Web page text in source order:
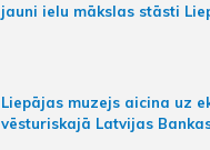
jauni ielu mākslas stāsti
Liepājas muzejs aicina uz
vēsturiskajā Latvijas